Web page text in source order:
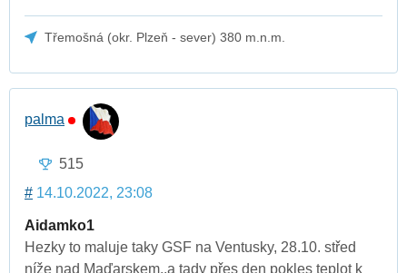
Třemošná (okr. Plzeň - sever) 380 m.n.m.
palma
515
# 14.10.2022, 23:08
Aidamko1
Hezky to maluje taky GSF na Ventusky, 28.10. střed
níže nad Maďarskem..a tady přes den pokles teplot k